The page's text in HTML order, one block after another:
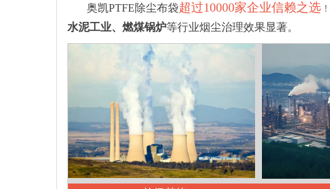
奥凯PTFE除尘布袋超过10000家企业信赖之选 ！
水泥工业、燃煤锅炉等行业烟尘治理效果显著。